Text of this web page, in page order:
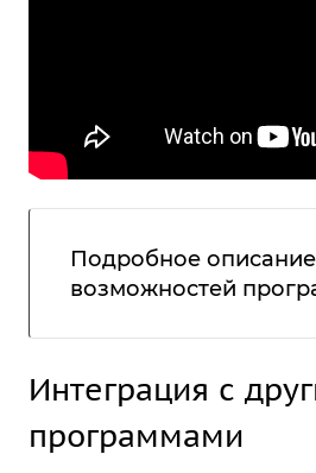
Подробное описание
возможностей
Интеграция с
программами